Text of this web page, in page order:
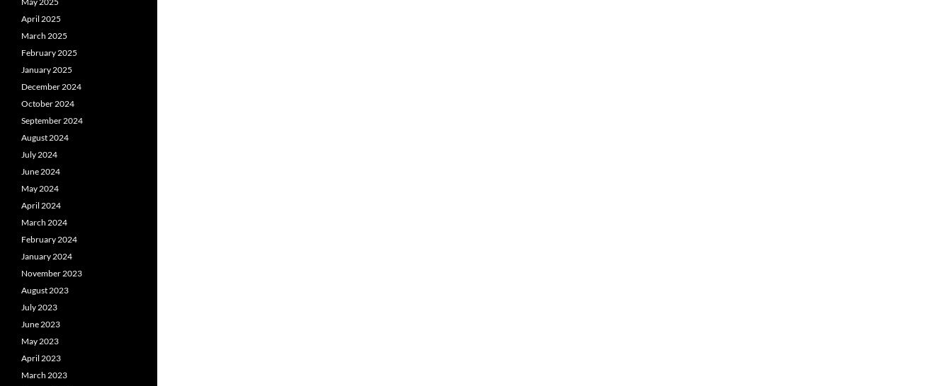
April 2025
March 2025
February 2025
January 2025
December 2024
October 2024
September 2024
August 2024
July 2024
June 2024
May 2024
April 2024
March 2024
February 2024
January 2024
November 2023
August 2023
July 2023
June 2023
May 2023
April 2023
March 2023